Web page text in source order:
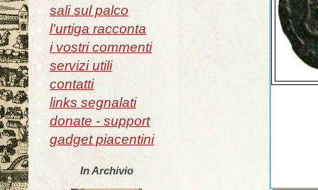
sali sul palco
l'urtiga racconta
i vostri commenti
servizi utili
contatti
links segnalati
donate - support
gadget piacentini
In Archivio